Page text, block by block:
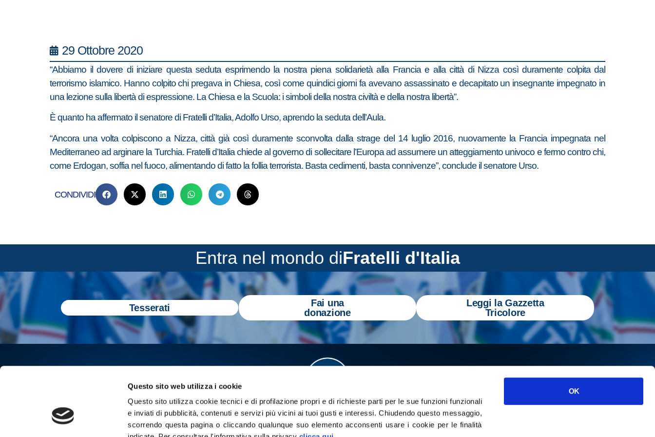
Questo sito web utilizza i cookie
Questo sito utilizza cookie tecnici e di profilazione propri e di richieste parti per le sue funzioni funzionali
e inviati di pubblicità, contenuti e servizi più vicini ai tuoi gusti e interessi.Chiudendo questo messaggio,
scorrendo questa pagina o cliccando qualunque suo elemento acconsenti usare i cookie per le finalità
OK
29 Ottobre 2020
“Abbiamo il dovere di iniziare questa seduta esprimendo la nostra piena solidarietà alla Francia e alla città di Nizza così duramente colpita dal
terrorismo islamico. Hanno colpito chi pregava in Chiesa, così come quindici giorni fa avevano assassinato e decapitato un insegnante impegnato in
una lezione sulla libertà di espressione. La Chiesa e la Scuola: i simboli della nostra civiltà e della nostra libertà”.
È quanto ha affermato il senatore di Fratelli d’Italia, Adolfo Urso, aprendo la seduta dell’Aula.
“Ancora una volta colpiscono a Nizza, città già così duramente sconvolta dalla strage del 14 luglio 2016, nuovamente la Francia impegnata nel
Mediterraneo ad arginare la Turchia. Fratelli d’Italia chiede al governo di sollecitare l’Europa ad assumere un atteggiamento univoco e fermo contro chi,
come Erdogan, soffia nel fuoco, alimentando di fatto la follia terrorista. Basta cedimenti, basta connivenze”, conclude il senatore Urso.
CONDIVIDI
Entra nel mondo diFratelli d'Italia
Tesserati
Fai una
donazione
Leggi la Gazzetta
Tricolore